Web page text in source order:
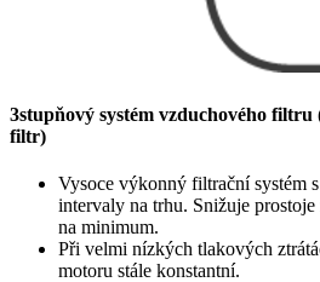
3stupňový systém vzduchového
filtr)
Vysoce výkonný filtrační systém
intervaly na trhu. Snižuje
na minimum.
Při velmi nízkých tlakových
motoru stále konstantní.